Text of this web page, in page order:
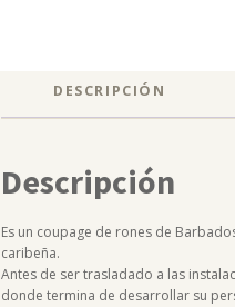
DESCRIPCIÓN
Descripción
Es un coupage de rones de
caribeña.
Antes de ser trasladado a las
donde termina de desarrollar su